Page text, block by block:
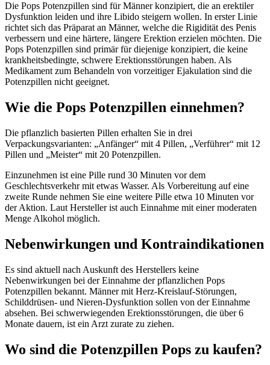
Die Pops Potenzpillen sind für Männer konzipiert, die an erektiler
Dysfunktion leiden und ihre Libido steigern wollen. In erster Linie
richtet sich das Präparat an Männer, welche die Rigidität des Penis
verbessern und eine härtere, längere Erektion erzielen möchten. Die
Pops Potenzpillen sind primär für diejenige konzipiert, die keine
krankheitsbedingte, schwere Erektionsstörungen haben. Als
Medikament zum Behandeln von vorzeitiger Ejakulation sind die
Potenzpillen nicht geeignet.
Wie die Pops Potenzpillen einnehmen?
Die pflanzlich basierten Pillen erhalten Sie in drei
Verpackungsvarianten: „Anfänger“ mit 4 Pillen, „Verführer“ mit 12
Pillen und „Meister“ mit 20 Potenzpillen.
Einzunehmen ist eine Pille rund 30 Minuten vor dem
Geschlechtsverkehr mit etwas Wasser. Als Vorbereitung auf eine
zweite Runde nehmen Sie eine weitere Pille etwa 10 Minuten vor
der Aktion. Laut Hersteller ist auch Einnahme mit einer moderaten
Menge Alkohol möglich.
Nebenwirkungen und Kontraindikationen
Es sind aktuell nach Auskunft des Herstellers keine
Nebenwirkungen bei der Einnahme der pflanzlichen Pops
Potenzpillen bekannt. Männer mit Herz-Kreislauf-Störungen,
Schilddrüsen- und Nieren-Dysfunktion sollen von der Einnahme
absehen. Bei schwerwiegenden Erektionsstörungen, die über 6
Monate dauern, ist ein Arzt zurate zu ziehen.
Wo sind die Potenzpillen Pops zu kaufen?